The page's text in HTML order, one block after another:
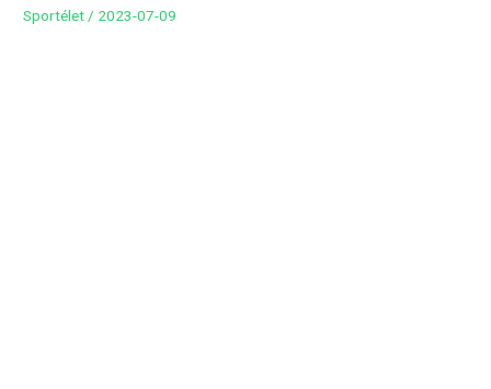
Sportélet/ 2023-07-09